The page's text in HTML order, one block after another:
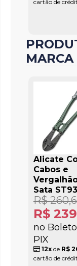
cartão de
MARCA
Alicate
Cabos e
Sata
R$
no
PIX
R$
12x de R$
cartão de